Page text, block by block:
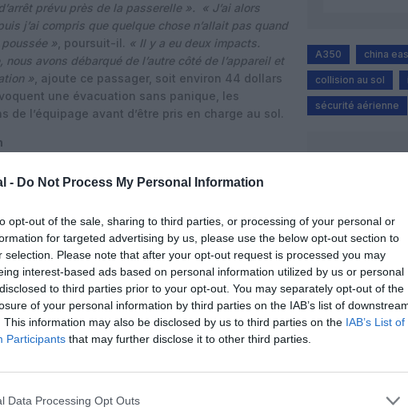
- Do Not Process My Personal Information
opt-out of the sale, sharing to third parties, or processing of your personal or
for targeted advertising by us, please use the below opt-out section to
selection. Please note that after your opt-out request is processed you may
interest-based ads based on personal information utilized by us or personal
to third parties prior to your opt-out. You may separately opt-out of the
of your personal information by third parties on the IAB’s list of
This information may also be disclosed by us to third parties on the IAB’s List of
Participants that may further disclose it to other third parties.
Data Processing Opt Outs
prévu près de la passerelle ».
« J’ai alors
j’ai compris que quelque chose n’allait pas quand
» , poursuit-il. « Il y a eu deux impacts.
nous avons débarqué de l’autre côté de l’appareil et
» , ajoute ce passager, soit environ 44 dollars
une évacuation sans panique, les
l’équipage avant d’être pris en charge au sol.
la compagnie présente
des passagers par cet incident »,aucun blessé
une perturbation de l’exploitation pour le vol
avec les autorités et les services de
exacte de la défaillance évoquée, sans préciser
système de guidage au sol, de freinage, de
les équipements aéroportuaires.
au sol
d’embarquement restent rares au regard du
un hub domestique comme Shanghai-
identifiés de l’exploitation au sol.
lors des toutes dernières phases de
rejoint son point de stationnement guidé par
A350 china
collision au sol
sécurité aérienne